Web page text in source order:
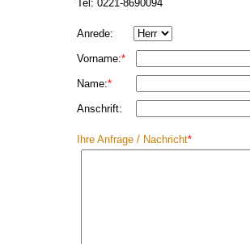
Tel: 0221-8690094
Anrede:
Vorname:*
Name:*
Anschrift:
Ihre Anfrage / Nachricht*